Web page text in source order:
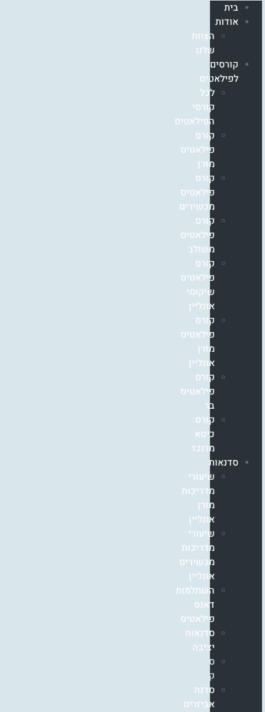
בית
אודות
הצוות
שלנו
קורסים
לפילאטיס
לכל
קורסי
הפילאטיס
קורס
פילאטיס
מזרן
קורס
פילאטיס
מכשירים
קורס
פילאטיס
משולב
קורס
פילאטיס
שיקומי
אונליין
קורס
פילאטיס
מזרן
אונליין
קורס
פילאטיס
בר
קורס
כיסא
מרוכז
סדנאות
שיעורי
מדריכות
מזרן
אונליין
שיעורי
מדריכות
מכשירים
אונליין
השתלמות
דאנס
פילאטיס
סדנאות
יציבה
סדנת
קאדילק
סדנת
אביזרים